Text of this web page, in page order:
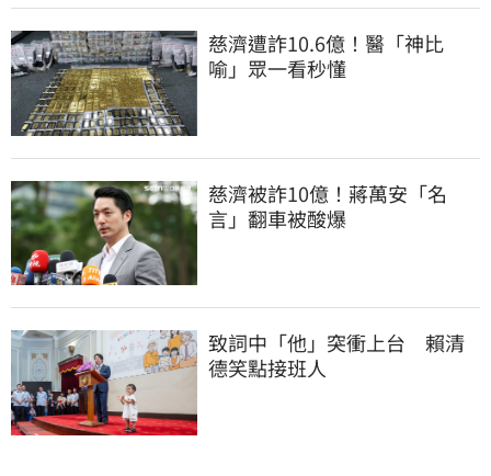
慈濟遭詐10.6億！醫「神比
喻」眾一看秒懂
慈濟被詐10億！蔣萬安「名
言」翻車被酸爆
致詞中「他」突衝上台　賴清
德笑點接班人